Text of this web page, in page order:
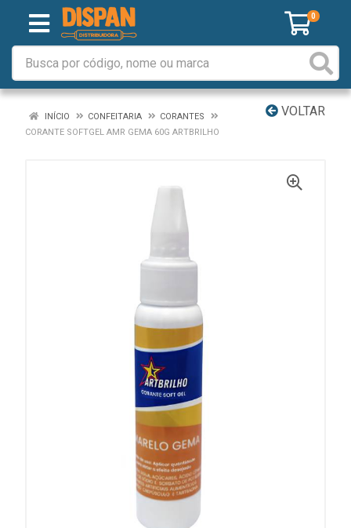
0
VOLTAR
INÍCIO CONFEITARIA
CORANTES
CORANTE SOFTGEL AMR GEMA 60G ARTBRILHO